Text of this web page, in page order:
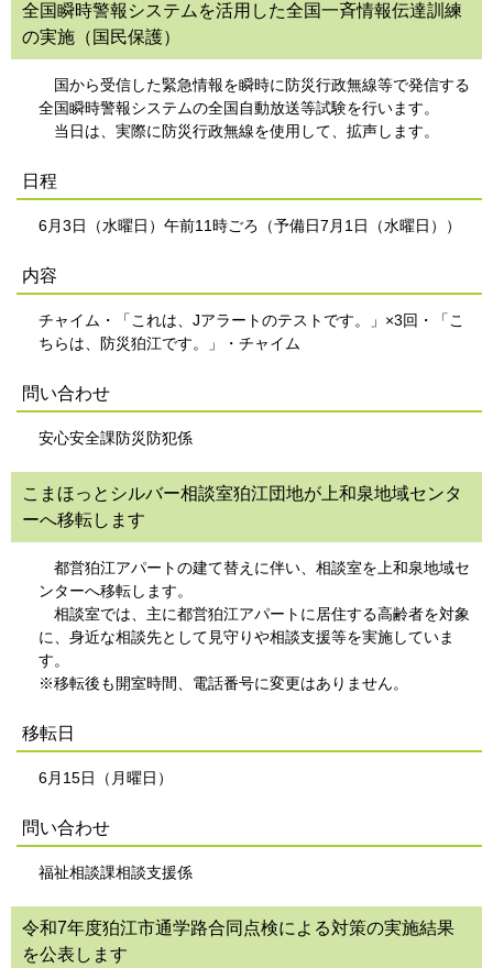
全国瞬時警報システムを活用した全国一斉情報伝達訓練
の実施（国民保護）
国から受信した緊急情報を瞬時に防災行政無線等で発信する
全国瞬時警報システムの全国自動放送等試験を行います。
当日は、実際に防災行政無線を使用して、拡声します。
日程
6月3日（水曜日）午前11時ごろ（予備日7月1日（水曜日））
内容
チャイム・「これは、Jアラートのテストです。」×3回・「こ
ちらは、防災狛江です。」・チャイム
問い合わせ
安心安全課防災防犯係
こまほっとシルバー相談室狛江団地が上和泉地域センタ
ーへ移転します
都営狛江アパートの建て替えに伴い、相談室を上和泉地域セ
ンターへ移転します。
相談室では、主に都営狛江アパートに居住する高齢者を対象
に、身近な相談先として見守りや相談支援等を実施していま
す。
※移転後も開室時間、電話番号に変更はありません。
移転日
6月15日（月曜日）
問い合わせ
福祉相談課相談支援係
令和7年度狛江市通学路合同点検による対策の実施結果
を公表します